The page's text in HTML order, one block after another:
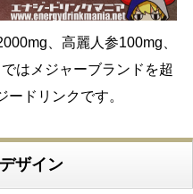
、高麗人参100mg、
はメジャーブランドを超
ドリンクです。
ザイン